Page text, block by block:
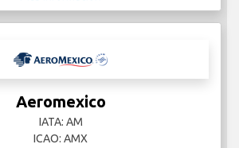
Aeromexico
IATA: AM
ICAO: AMX